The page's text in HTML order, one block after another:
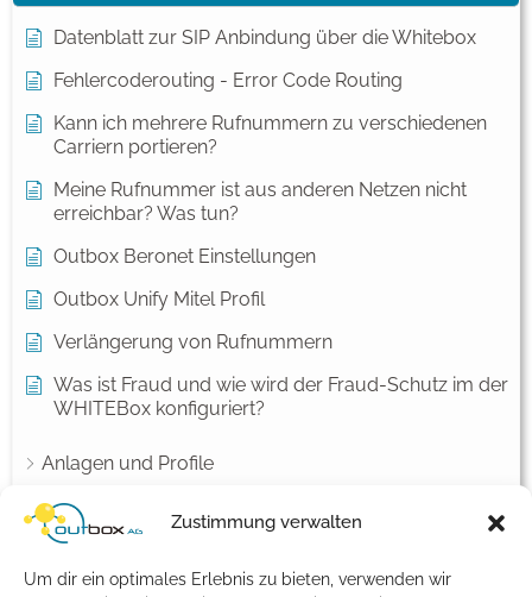
Zustimmung verwalten
Um dir ein optimales Erlebnis zu bieten, verwenden wir
Datenblatt zur SIP Anbindung über die Whitebox
Fehlercoderouting - Error Code Routing
Kann ich mehrere Rufnummern zu verschiedenen
Carriern portieren?
Meine Rufnummer ist aus anderen Netzen nicht
erreichbar? Was tun?
Outbox Beronet Einstellungen
Outbox Unify Mitel Profil
Verlängerung von Rufnummern
Was ist Fraud und wie wird der Fraud-Schutz im der
WHITEBox konfiguriert?
Anlagen und Profile
Einstellungen für Endkunden
Fax
Netzwerk Konfiguration